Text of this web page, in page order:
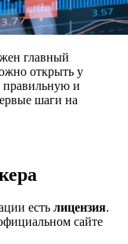
главный
открыть у
правильную и
шаги на
есть лицензия.
сайте